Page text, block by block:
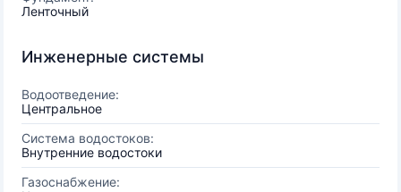
Ленточный
Инженерные системы
Водоотведение:
Центральное
Система водостоков:
Внутренние водостоки
Газоснабжение: